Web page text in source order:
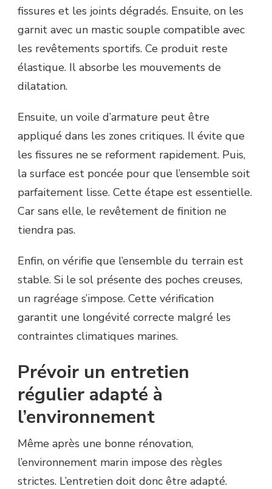
fissures et les joints dégradés. Ensuite, on les
garnit avec un mastic souple compatible avec
les revêtements sportifs. Ce produit reste
élastique. Il absorbe les mouvements de
dilatation.
Ensuite, un voile d’armature peut être
appliqué dans les zones critiques. Il évite que
les fissures ne se reforment rapidement. Puis,
la surface est poncée pour que l’ensemble soit
parfaitement lisse. Cette étape est essentielle.
Car sans elle, le revêtement de finition ne
tiendra pas.
Enfin, on vérifie que l’ensemble du terrain est
stable. Si le sol présente des poches creuses,
un ragréage s’impose. Cette vérification
garantit une longévité correcte malgré les
contraintes climatiques marines.
Prévoir un entretien
régulier adapté à
l’environnement
Même après une bonne rénovation,
l’environnement marin impose des règles
strictes. L’entretien doit donc être adapté.